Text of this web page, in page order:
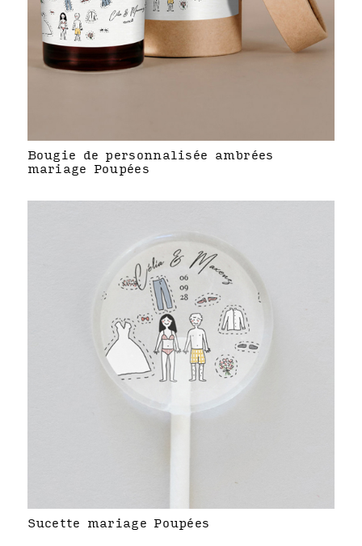
Bougie de personnalisée ambrées
mariage Poupées
Sucette mariage Poupées